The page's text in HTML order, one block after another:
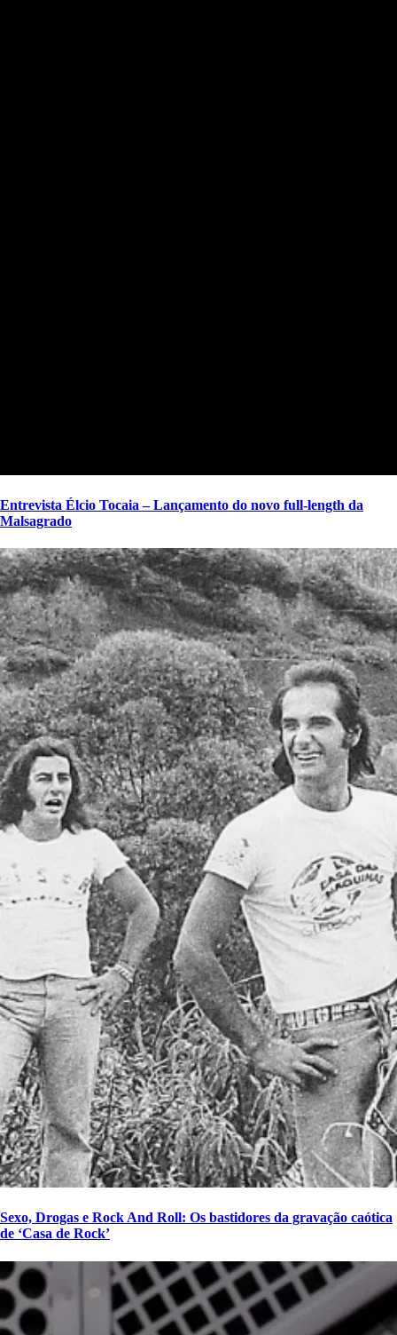
Entrevista Élcio Tocaia – Lançamento do novo full-length da
Malsagrado
Sexo, Drogas e Rock And Roll: Os bastidores da gravação caótica
de ‘Casa de Rock’